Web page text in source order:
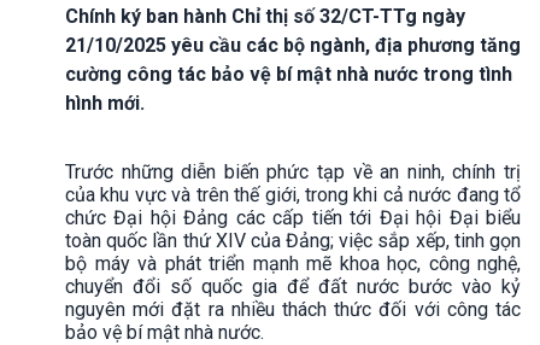
Chính ký ban hành Chỉ thị số 32/CT-TTg ngày
21/10/2025 yêu cầu các bộ ngành, địa phương tăng
cường công tác bảo vệ bí mật nhà nước trong tình
hình mới.
Trước những diễn biến phức tạp về an ninh, chính trị
của khu vực và trên thế giới, trong khi cả nước đang tổ
chức Đại hội Đảng các cấp tiến tới Đại hội Đại biểu
toàn quốc lần thứ XIV của Đảng; việc sắp xếp, tinh gọn
bộ máy và phát triển mạnh mẽ khoa học, công nghệ,
chuyển đổi số quốc gia để đất nước bước vào kỷ
nguyên mới đặt ra nhiều thách thức đối với công tác
bảo vệ bí mật nhà nước.